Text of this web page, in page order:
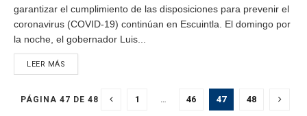
garantizar el cumplimiento de las disposiciones para prevenir el
coronavirus (COVID-19) continúan en Escuintla. El domingo por
la noche, el gobernador Luis...
LEER MÁS
PÁGINA 47 DE 48 1 … 46 47 48